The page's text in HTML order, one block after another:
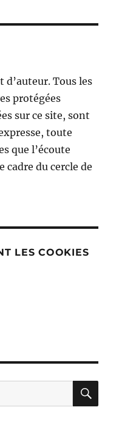
d’auteur. Tous les
protégées
sur ce site, sont
toute
que l’écoute
cadre du cercle de
LES COOKIES